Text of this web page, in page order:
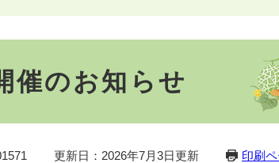
催のお知らせ
更新日：2026年7月3日更新 印刷